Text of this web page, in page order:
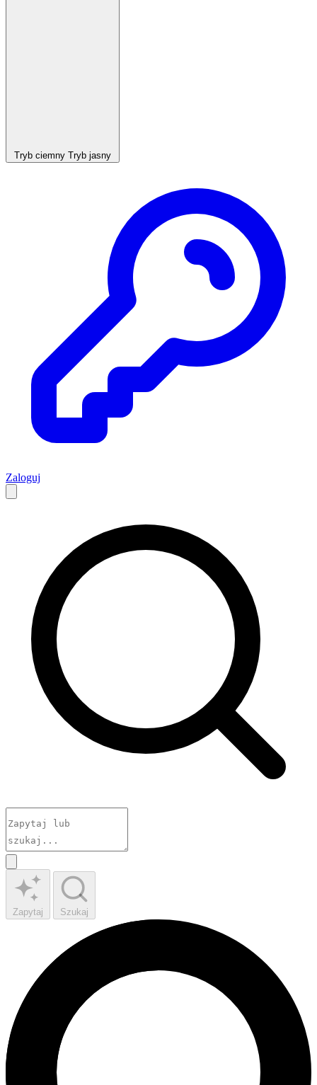
Tryb ciemny Tryb jasny
Zaloguj
Zapytaj Szukaj